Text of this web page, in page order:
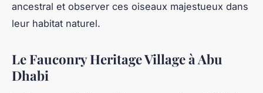
ancestral et observer ces oiseaux majestueux dans
leur habitat naturel.
Le Fauconry Heritage Village à Abu
Dhabi